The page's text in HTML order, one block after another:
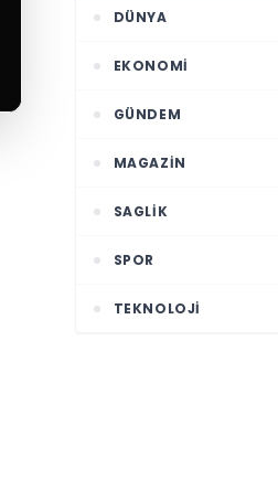
DÜNYA
EKONOMI
GÜNDEM
MAGAZIN
SAGLIK
SPOR
TEKNOLOJI